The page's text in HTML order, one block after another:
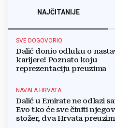
NAJČITANIJE
SVE DOGOVORIO
Dalić donio odluku o
karijere! Poznato koju
reprezentaciju preuzima
NAVALA HRVATA
Dalić u Emirate ne odlazi
Evo tko će sve činiti njegov
stožer, dva Hrvata